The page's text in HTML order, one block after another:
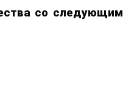
со следующим